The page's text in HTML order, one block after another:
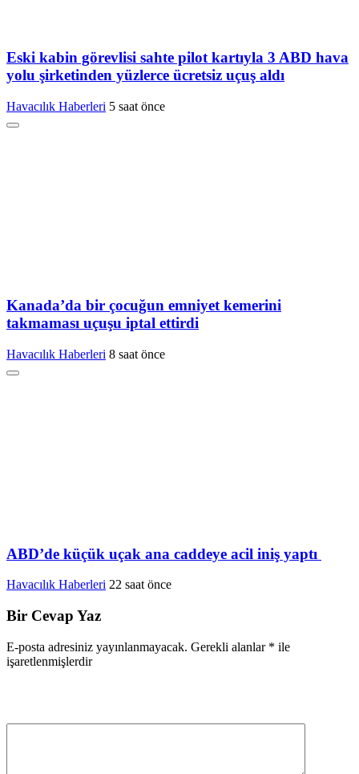
Eski kabin görevlisi sahte pilot kartıyla 3 ABD hava
yolu şirketinden yüzlerce ücretsiz uçuş aldı
Havacılık Haberleri 5 saat önce
Kanada’da bir çocuğun emniyet kemerini
takmaması uçuşu iptal ettirdi
Havacılık Haberleri 8 saat önce
ABD’de küçük uçak ana caddeye acil iniş yaptı
Havacılık Haberleri 22 saat önce
Bir Cevap Yaz
E-posta adresiniz yayınlanmayacak. Gerekli alanlar * ile
işaretlenmişlerdir